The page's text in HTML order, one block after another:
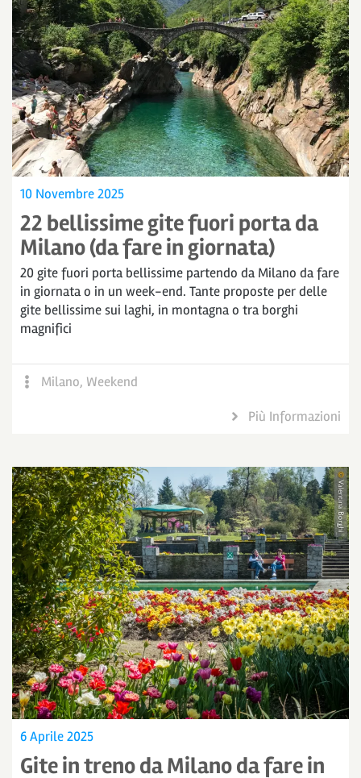
10 Novembre 2025
22 bellissime gite fuori porta da
Milano (da fare in giornata)
20 gite fuori porta bellissime partendo da Milano da fare
in giornata o in un week-end. Tante proposte per delle
gite bellissime sui laghi, in montagna o tra borghi
magnifici
Milano, Weekend
Più Informazioni
6 Aprile 2025
Gite in treno da Milano da fare in